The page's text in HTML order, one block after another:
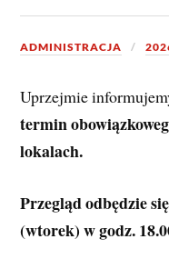
ADMINISTRACJA
Uprzejmie
termin
lokalach.
Przegląd odbędzie
(wtorek) w godz.